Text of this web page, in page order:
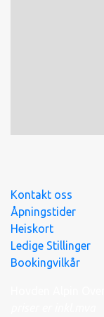
Kontakt oss
Åpningstider
Heiskort
Ledige Stillinger
Bookingvilkår